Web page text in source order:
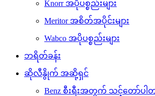
Knorr အပိုပစ္စည်းများ
Meritor အစိတ်အပိုင်းများ
Wabco အပိုပစ္စည်းများ
ဘရိတ်ခန်း
ဆိုလီနွိုက် အဆို့ရှင်
Benz စီးရီးအတွက် သင့်တော်ပ